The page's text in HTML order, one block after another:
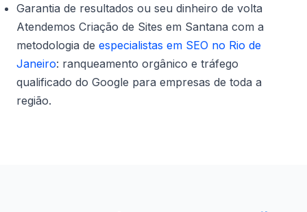
Garantia de resultados ou seu dinheiro de volta
Atendemos Criação de Sites em Santana com a
metodologia de especialistas em SEO no Rio de
Janeiro: ranqueamento orgânico e tráfego
qualificado do Google para empresas de toda a
região.